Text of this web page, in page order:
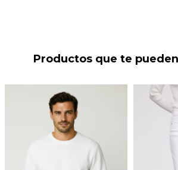
Productos que te